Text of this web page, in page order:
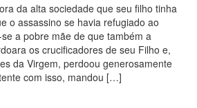
da alta sociedade que seu filho tinha
o assassino se havia refugiado ao
a pobre mãe de que também a
os crucificadores de seu Filho e,
da Virgem, perdoou generosamente
com isso, mandou […]